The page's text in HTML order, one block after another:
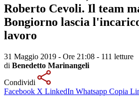
Roberto Cevoli. Il team
Bongiorno lascia
lavoro
31 Maggio 2019 - Ore 21:08 - 111 letture
di Benedetto Marinangeli
Condividi
Facebook X LinkedIn Whatsapp Copia